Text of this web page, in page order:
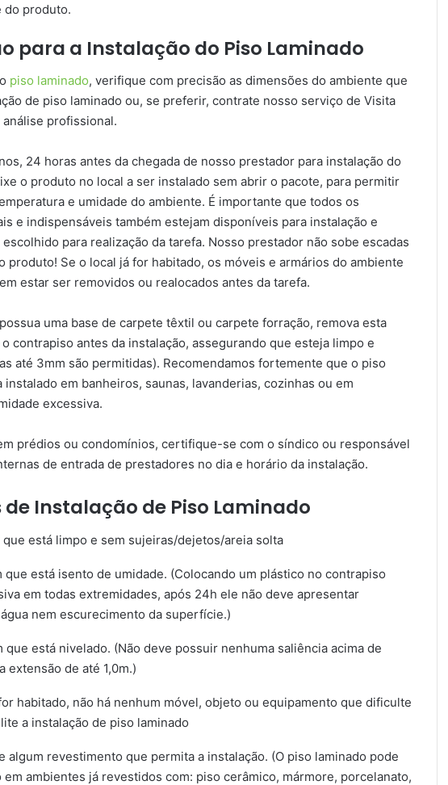
do produto.
para a Instalação do Piso Laminado
piso laminado, verifique com precisão as dimensões do ambiente que
de piso laminado ou, se preferir, contrate nosso serviço de Visita
análise profissional.
24 horas antes da chegada de nosso prestador para instalação do
o produto no local a ser instalado sem abrir o pacote, para permitir
e umidade do ambiente. É importante que todos os
e indispensáveis também estejam disponíveis para instalação e
para realização da tarefa. Nosso prestador não sobe escadas
produto! Se o local já for habitado, os móveis e armários do ambiente
estar ser removidos ou realocados antes da tarefa.
uma base de carpete têxtil ou carpete forração, remova esta
contrapiso antes da instalação, assegurando que esteja limpo e
até 3mm são permitidas). Recomendamos fortemente que o piso
instalado em banheiros, saunas, lavanderias, cozinhas ou em
excessiva.
prédios ou condomínios, certifique-se com o síndico ou responsável
de entrada de prestadores no dia e horário da instalação.
de Instalação de Piso Laminado
que está limpo e sem sujeiras/dejetos/areia solta
que está isento de umidade. (Colocando um plástico no contrapiso
em todas extremidades, após 24h ele não deve apresentar
nem escurecimento da superfície.)
que está nivelado. (Não deve possuir nenhuma saliência acima de
extensão de até 1,0m.)
habitado, não há nenhum móvel, objeto ou equipamento que dificulte
a instalação de piso laminado
algum revestimento que permita a instalação. (O piso laminado pode
em ambientes já revestidos com: piso cerâmico, mármore, porcelanato,